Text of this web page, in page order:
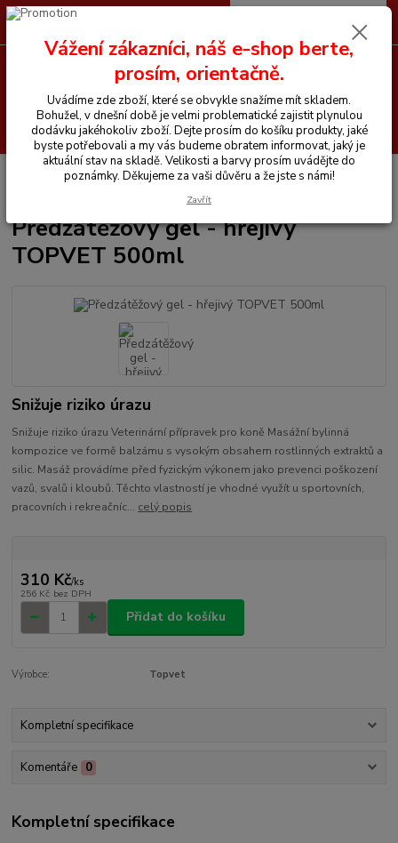
Hledat
+420 605 255 500 0 Kč
Chemické prostředky Topvet
Předzátěžový gel - hřejivý TOPVET
Předzátěžový gel - hřejivý
TOPVET 500ml
Snižuje riziko úrazu
Snižuje riziko úrazu Veterinární přípravek pro koně Masážní bylinná
kompozice ve formě balzámu s vysokým obsahem rostlinných extraktů a
silic. Masáž provádíme před fyzickým výkonem jako prevenci poškození
vazů, svalů i kloubů. Těchto vlastností je vhodné využít u sportovních,
pracovních i rekreačníc... celý popis
310 Kč/ks
256 Kč bez DPH
Přidat do košíku
Výrobce: Topvet
Kompletní specifikace
Komentáře 0
Kompletní specifikace
Vážení zákazníci, náš e-shop berte,
prosím, orientačně.
Uvádíme zde zboží, které se obvykle snažíme mít skladem.
Bohužel, v dnešní době je velmi problematické zajistit plynulou
dodávku jakéhokoliv zboží. Dejte prosím do košíku produkty, jaké
byste potřebovali a my vás budeme obratem informovat, jaký je
aktuální stav na skladě. Velikosti a barvy prosím uvádějte do
poznámky. Děkujeme za vaši důvěru a že jste s námi!
Zavřít